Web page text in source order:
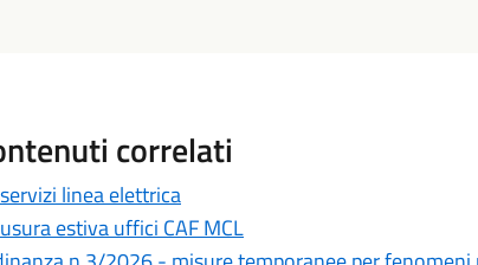
correlati
linea elettrica
estiva uffici CAF MCL